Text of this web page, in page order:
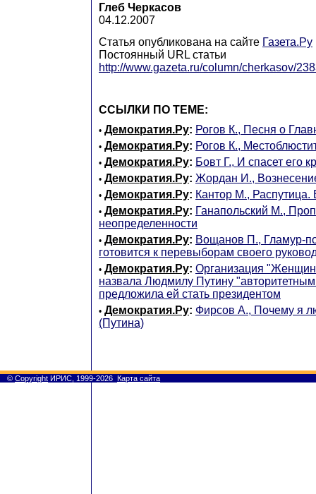
Глеб Черкасов
04.12.2007
Статья опубликована на сайте Газета.Ру
Постоянный URL статьи
http://www.gazeta.ru/column/cherkasov/
ССЫЛКИ ПО ТЕМЕ:
• Демократия.Ру: Рогов К., Песня о
• Демократия.Ру: Рогов К.,
• Демократия.Ру: Бовт Г., И спасет его
• Демократия.Ру: Жордан И.,
• Демократия.Ру: Кантор М.,
• Демократия.Ру: Ганапольский М.,
неопределенности
• Демократия.Ру: Вощанов П., Гламур-
готовится к перевыборам своего
• Демократия.Ру: Организация
назвала Людмилу Путину
предложила ей стать президентом
• Демократия.Ру: Фирсов А., Почему я
(Путина)
© Copyright ИРИС, 1999-2026 Карта сайта